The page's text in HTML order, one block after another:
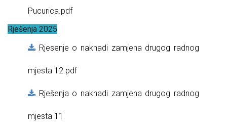
Pucurica.pdf
Rješenja 2025
Rjesenje o naknadi zamjena drugog radnog
mjesta 12.pdf
Rješenja o naknadi zamjena drugog radnog
mjesta 11